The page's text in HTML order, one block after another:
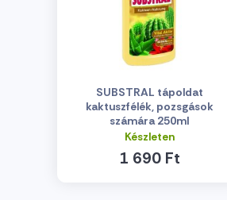
SUBSTRAL tápoldat
kaktuszfélék, pozsgások
számára 250ml
Készleten
1 690 Ft